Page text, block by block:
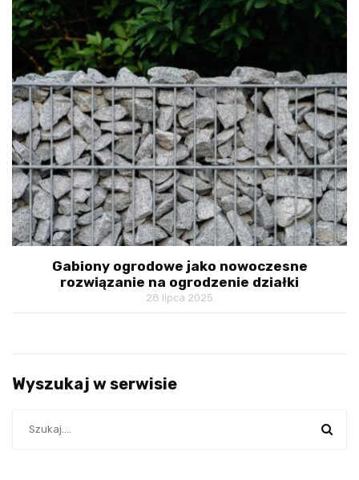
Gabiony ogrodowe jako nowoczesne
rozwiązanie na ogrodzenie działki
28 lipca 2025
Wyszukaj w serwisie